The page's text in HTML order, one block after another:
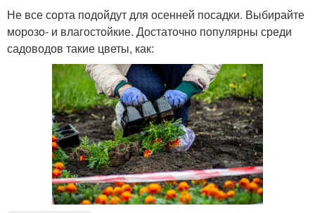
Не все сорта подойдут для осенней посадки. Выбирайте
морозо- и влагостойкие. Достаточно популярны среди
садоводов такие цветы, как: